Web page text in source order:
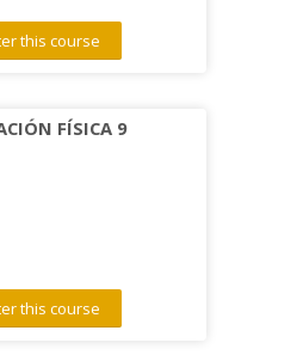
this course
FÍSICA 9
this course